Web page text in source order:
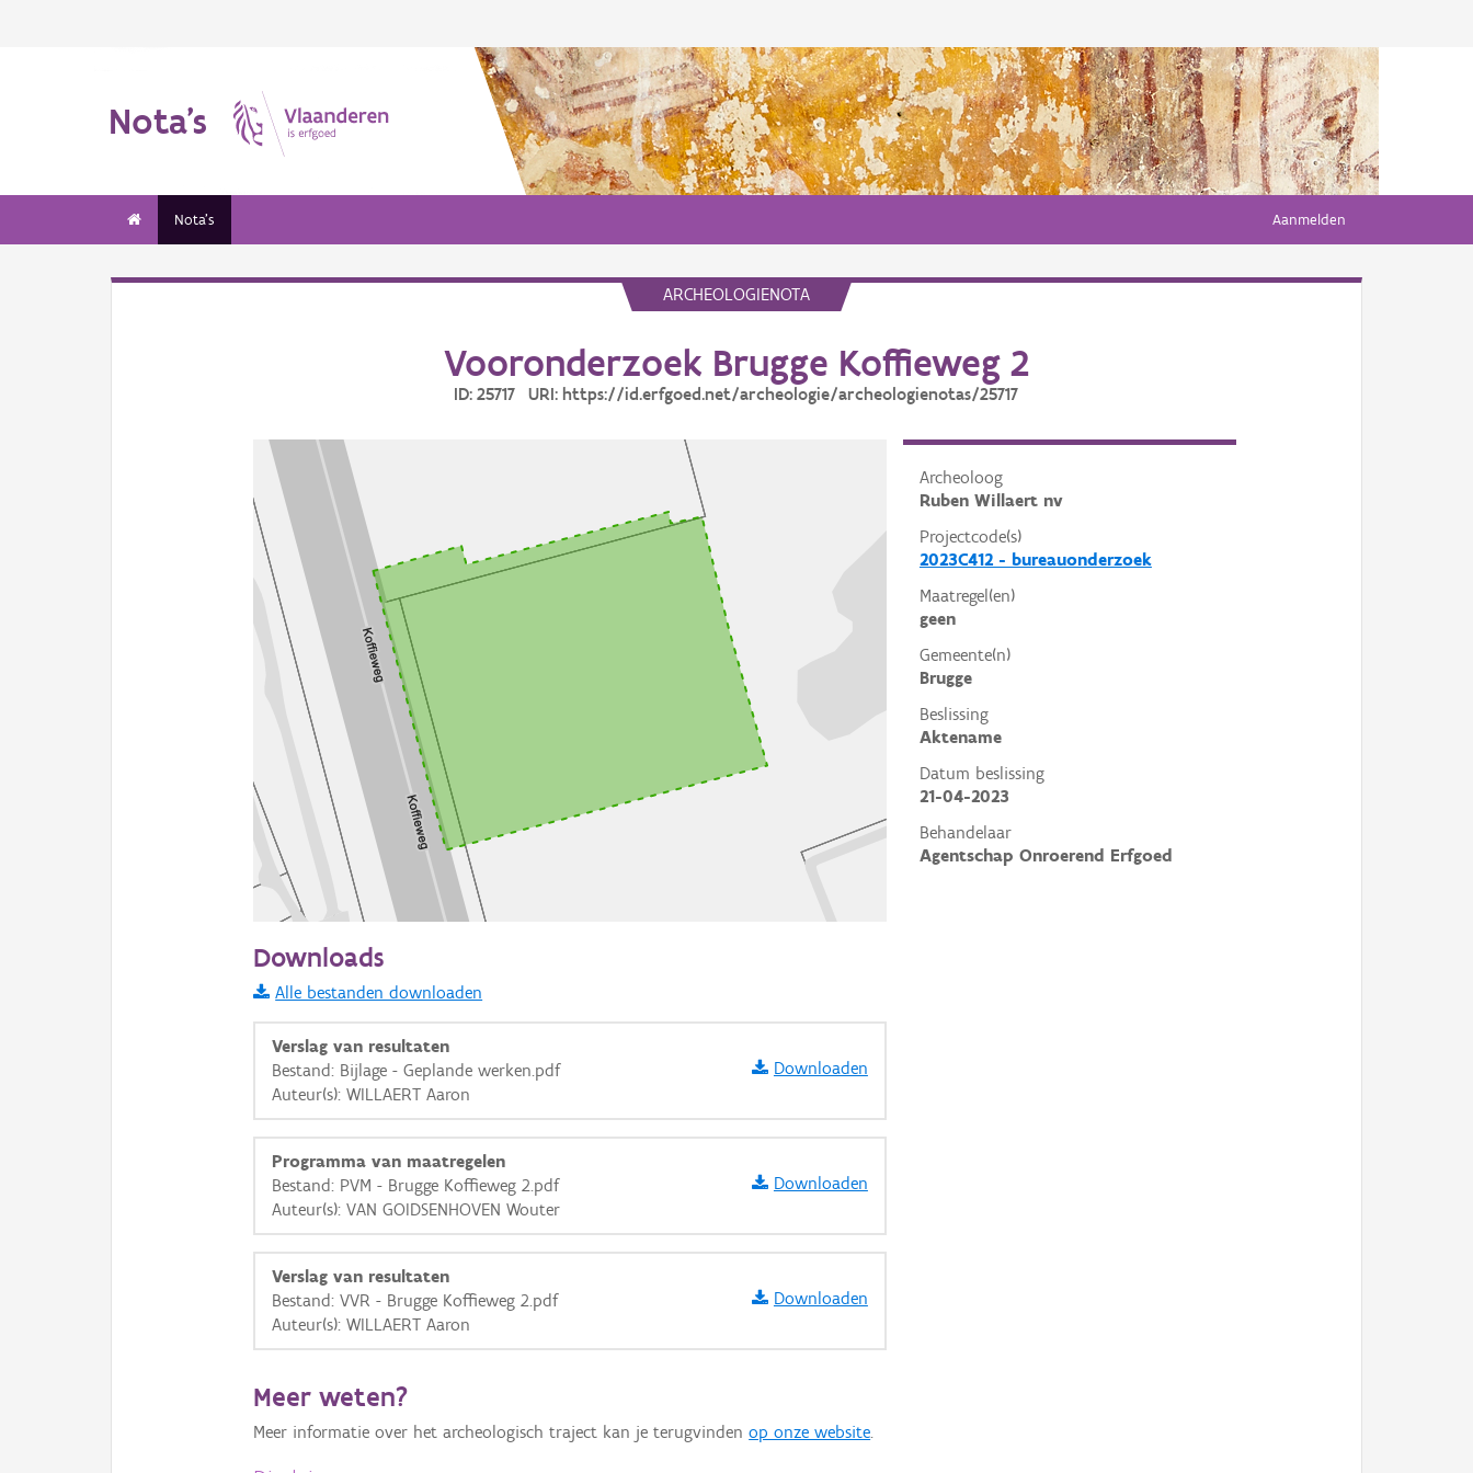
Nota's
Nota's Aanmelden
ARCHEOLOGIENOTA
Vooronderzoek Brugge Koffieweg 2
ID: 25717 URI: https://id.erfgoed.net/archeologie/archeologienotas/25717
Archeoloog
Ruben Willaert nv
Projectcode(s)
2023C412 - bureauonderzoek
Maatregel(en)
geen
Gemeente(n)
Brugge
Beslissing
Aktename
Datum beslissing
21-04-2023
Behandelaar
Agentschap Onroerend Erfgoed
Informatie Vlaanderen
i
+ −
OSM-Basiskaart
Ortho
Downloads
Alle bestanden downloaden
Verslag van resultaten
Bestand: Bijlage - Geplande werken.pdf
Auteur(s): WILLAERT Aaron
Downloaden
Programma van maatregelen
Bestand: PVM - Brugge Koffieweg 2.pdf
Auteur(s): VAN GOIDSENHOVEN Wouter
Downloaden
Verslag van resultaten
Bestand: VVR - Brugge Koffieweg 2.pdf
Auteur(s): WILLAERT Aaron
Downloaden
Meer weten?
Meer informatie over het archeologisch traject kan je terugvindenop onze website.